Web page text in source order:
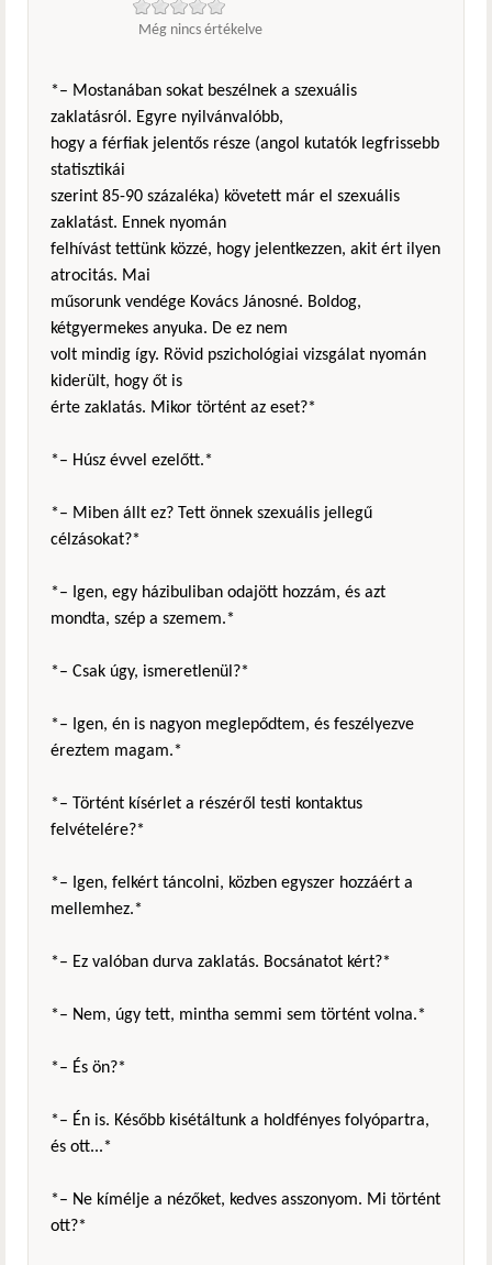
Még nincs értékelve
*– Mostanában sokat beszélnek a szexuális
zaklatásról. Egyre nyilvánvalóbb,
hogy a férfiak jelentős része (angol kutatók legfrissebb
statisztikái
szerint 85-90 százaléka) követett már el szexuális
zaklatást. Ennek nyomán
felhívást tettünk közzé, hogy jelentkezzen, akit ért ilyen
atrocitás. Mai
műsorunk vendége Kovács Jánosné. Boldog,
kétgyermekes anyuka. De ez nem
volt mindig így. Rövid pszichológiai vizsgálat nyomán
kiderült, hogy őt is
érte zaklatás. Mikor történt az eset?*
*– Húsz évvel ezelőtt.*
*– Miben állt ez? Tett önnek szexuális jellegű
célzásokat?*
*– Igen, egy házibuliban odajött hozzám, és azt
mondta, szép a szemem.*
*– Csak úgy, ismeretlenül?*
*– Igen, én is nagyon meglepődtem, és feszélyezve
éreztem magam.*
*– Történt kísérlet a részéről testi kontaktus
felvételére?*
*– Igen, felkért táncolni, közben egyszer hozzáért a
mellemhez.*
*– Ez valóban durva zaklatás. Bocsánatot kért?*
*– Nem, úgy tett, mintha semmi sem történt volna.*
*– És ön?*
*– Én is. Később kisétáltunk a holdfényes folyópartra,
és ott...*
*– Ne kímélje a nézőket, kedves asszonyom. Mi történt
ott?*